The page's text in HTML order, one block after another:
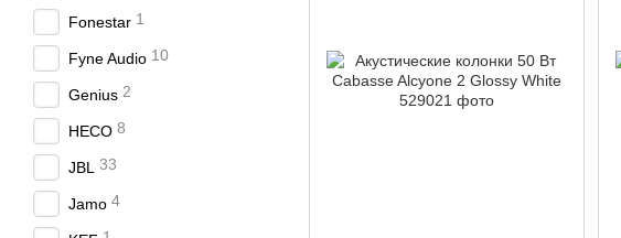
Fonestar 1
Fyne Audio 10
Genius 2
HECO 8
JBL 33
Jamo 4